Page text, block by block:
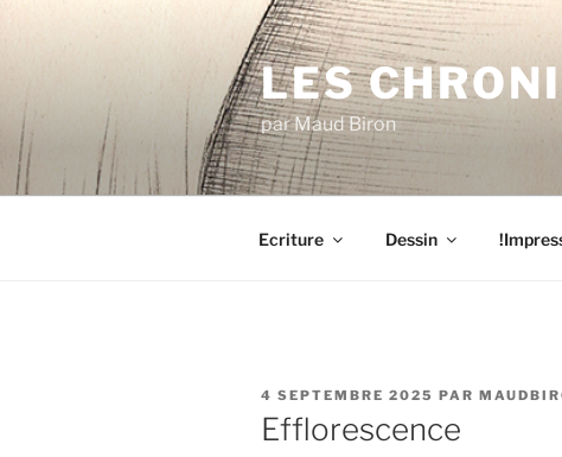
principal
LES
par Maud Biron
Ecriture Dessin
PUBLIÉ
LE
4 SEPTEMBRE 2025 PAR
Efflorescence